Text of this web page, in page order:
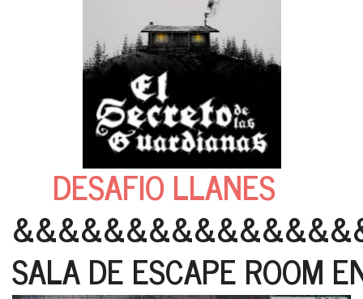
DESAFIO LLANES
SALA DE ESCAPE ROOM